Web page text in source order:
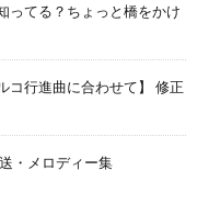
ってる？ちょっと橋をかけ
コ行進曲に合わせて】 修正
・メロディー集